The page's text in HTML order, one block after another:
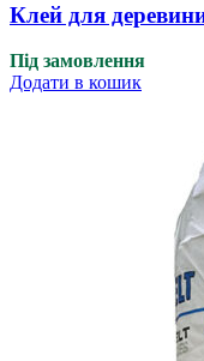
Клей для
Під замовлення
Додати в кошик